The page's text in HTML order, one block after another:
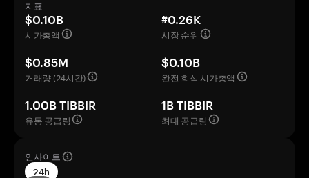
지표
$0.10B
시가총액
#0.26K
시장 순위
$0.85M
거래량 (24시간)
$0.10B
완전 희석 시가총액
1.00B TIBBIR
유통 공급량
1B TIBBIR
최대 공급량
인사이트
24h